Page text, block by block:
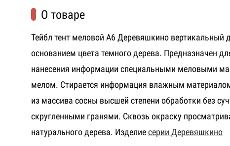
О товаре
Тейбл тент меловой А6 Деревяшкино вертикальный
основанием цвета темного дерева. Предназначен
нанесения информации специальными меловыми
мелом. Стирается информация влажным
из массива сосны высшей степени обработки без
скругленными гранями. Сквозь окраску
натурального дерева. Изделиесерии Деревяшкино